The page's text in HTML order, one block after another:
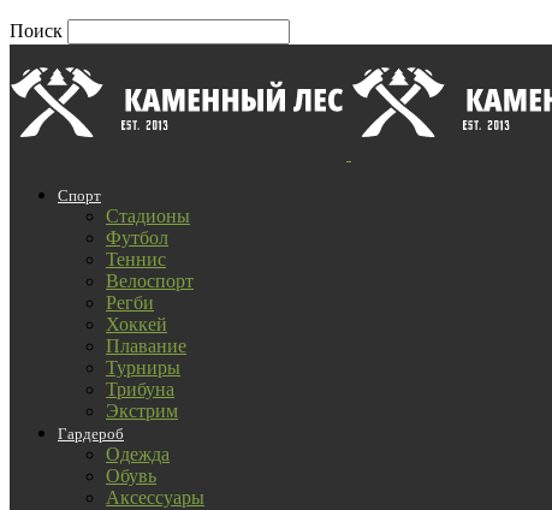
Поиск
Спорт
Стадионы
Футбол
Теннис
Велоспорт
Регби
Хоккей
Плавание
Турниры
Трибуна
Экстрим
Гардероб
Одежда
Обувь
Аксессуары